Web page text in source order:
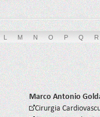
L M N O P Q R
Marco Antonio
Cirurgia